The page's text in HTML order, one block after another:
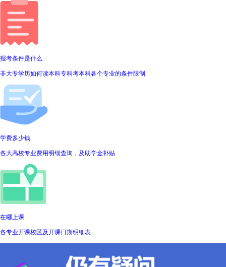
报考条件是什么
非大专学历如何读本科专科考本科各个专业的条件限制
学费多少钱
各大高校专业费用明细查询，及助学金补贴
在哪上课
各专业开课校区及开课日期明细表